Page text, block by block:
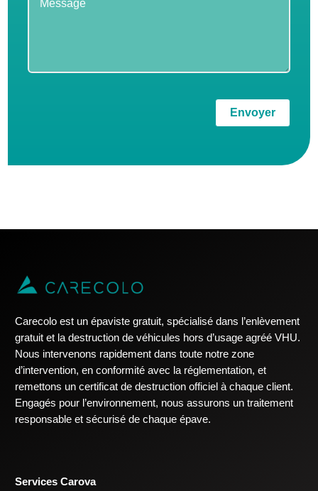
Envoyer
Carecolo est un épaviste gratuit, spécialisé dans l’enlèvement
gratuit et la destruction de véhicules hors d’usage agréé VHU.
Nous intervenons rapidement dans toute notre zone
d’intervention, en conformité avec la réglementation, et
remettons un certificat de destruction officiel à chaque client.
Engagés pour l’environnement, nous assurons un traitement
responsable et sécurisé de chaque épave.
Services Carova